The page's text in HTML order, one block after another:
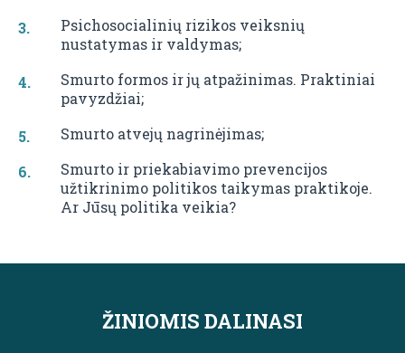
Psichosocialinių rizikos veiksnių
nustatymas ir valdymas;
Smurto formos ir jų atpažinimas. Praktiniai
pavyzdžiai;
Smurto atvejų nagrinėjimas;
Smurto ir priekabiavimo prevencijos
užtikrinimo politikos taikymas praktikoje.
Ar Jūsų politika veikia?
ŽINIOMIS DALINASI